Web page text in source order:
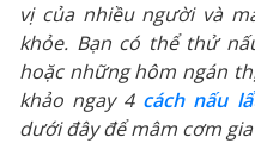
vị của nhiều người và
khỏe. Bạn có thể thử
hoặc những hôm ngán
khảo ngay 4 cách nấu
dưới đây để mâm cơm